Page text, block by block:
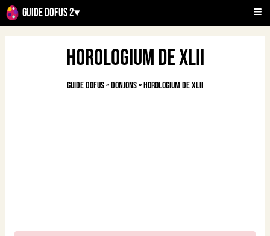
Guide Dofus 2▾
Horologium de XLII
Guide Dofus»Donjons»Horologium de XLII